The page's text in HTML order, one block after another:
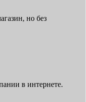
но без
в интернете.